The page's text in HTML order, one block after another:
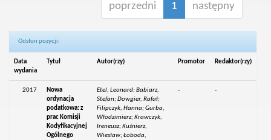
poprzedni 1 następny
Odsłon pozycji:
Data
wydania
Tytuł Autor(rzy) Promotor Redaktor(rzy)
2017
Nowa
ordynacja
podatkowa: z
prac Komisji
Kodyfikacyjnej
Ogólnego
Etel, Leonard; Babiarz,
Stefan; Dowgier, Rafał;
Filipczyk, Hanna; Gurba,
Włodzimierz; Krawczyk,
Ireneusz; Kuśnierz,
Wiesław; Łoboda,
- -